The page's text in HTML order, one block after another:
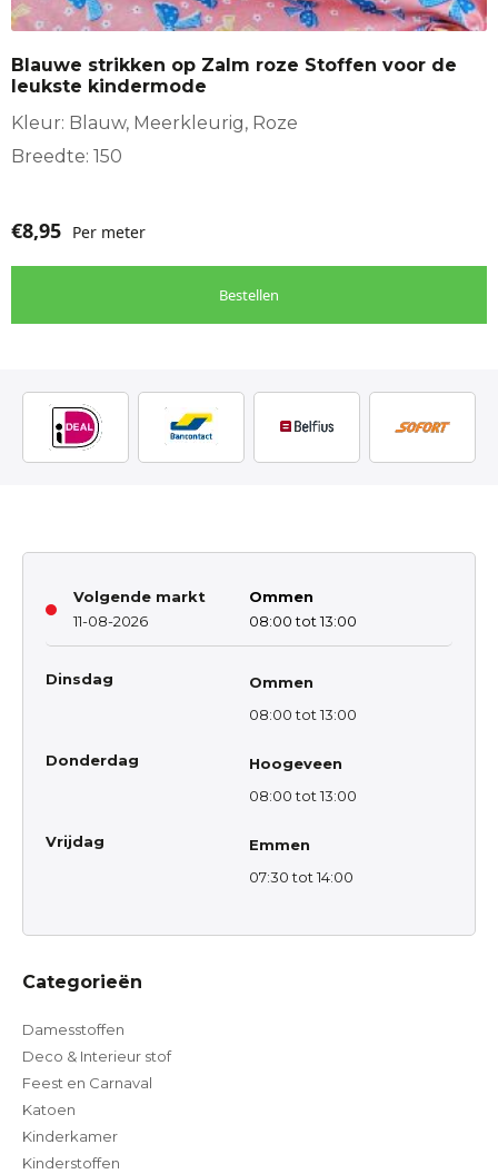
Blauwe strikken op Zalm roze Stoffen voor de
leukste kindermode
Kleur: Blauw, Meerkleurig, Roze
Breedte: 150
€8,95 Per meter
Bestellen
Volgende markt
11-08-2026
Ommen
08:00 tot 13:00
Dinsdag
Ommen
08:00 tot 13:00
Donderdag
Hoogeveen
08:00 tot 13:00
Vrijdag
Emmen
07:30 tot 14:00
Categorieën
Damesstoffen
Deco & Interieur stof
Feest en Carnaval
Katoen
Kinderkamer
Kinderstoffen